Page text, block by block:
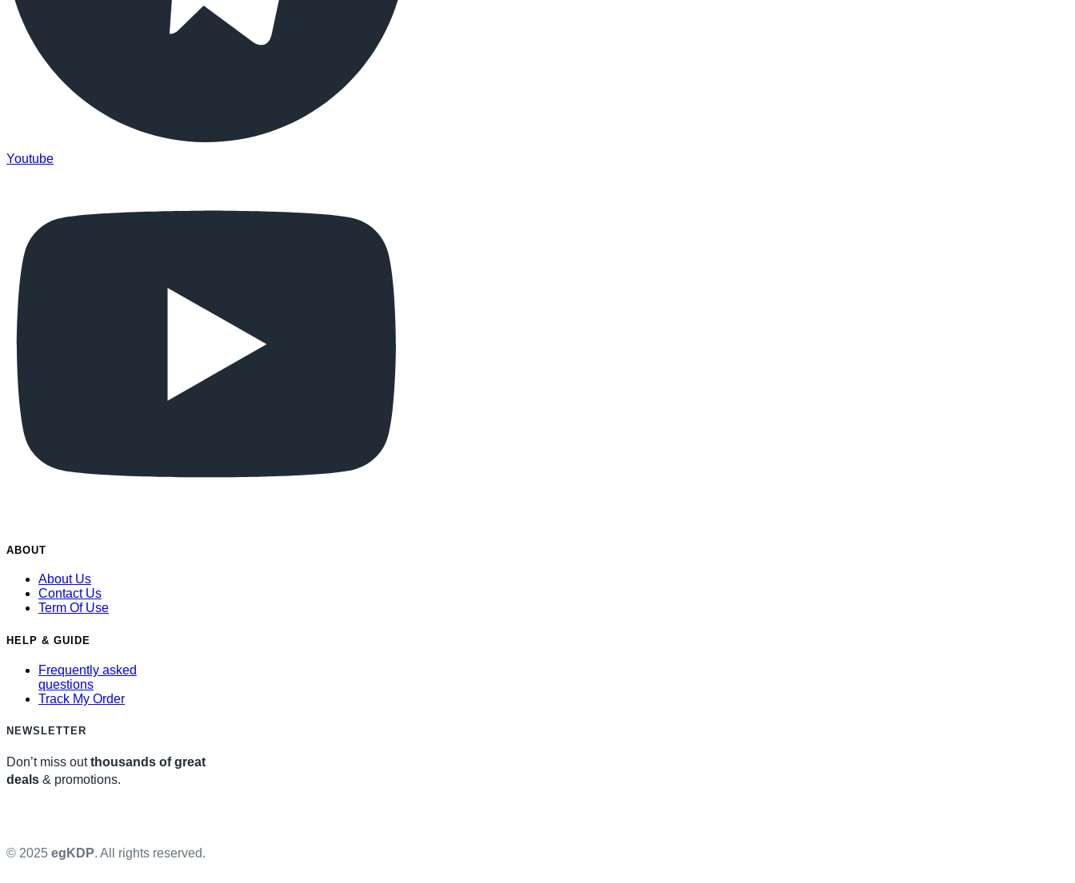
Youtube
ABOUT
About Us
Contact Us
Term Of Use
HELP & GUIDE
Frequently asked
questions
Track My Order
NEWSLETTER
Don’t miss outthousands of great
deals & promotions.
© 2025 egKDP. All rights reserved.